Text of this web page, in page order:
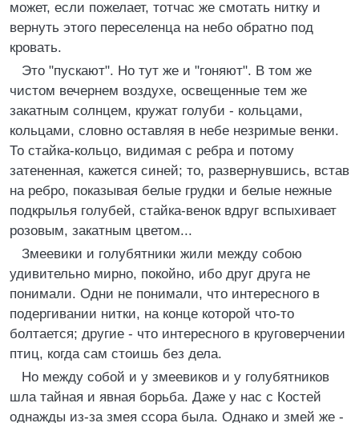
может, если пожелает, тотчас же смотать нитку и
вернуть этого переселенца на небо обратно под
кровать.
Это "пускают". Но тут же и "гоняют". В том же
чистом вечернем воздухе, освещенные тем же
закатным солнцем, кружат голуби - кольцами,
кольцами, словно оставляя в небе незримые венки.
То стайка-кольцо, видимая с ребра и потому
затененная, кажется синей; то, развернувшись, встав
на ребро, показывая белые грудки и белые нежные
подкрылья голубей, стайка-венок вдруг вспыхивает
розовым, закатным цветом...
Змеевики и голубятники жили между собою
удивительно мирно, покойно, ибо друг друга не
понимали. Одни не понимали, что интересного в
подергивании нитки, на конце которой что-то
болтается; другие - что интересного в круговерчении
птиц, когда сам стоишь без дела.
Но между собой и у змеевиков и у голубятников
шла тайная и явная борьба. Даже у нас с Костей
однажды из-за змея ссора была. Однако и змей же -